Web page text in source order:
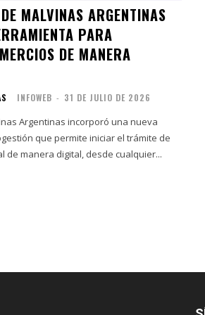
MALVINAS ARGENTINAS
PARA
DE MANERA
INFOWEB - 31 DE JULIO DE 2026
Argentinas incorporó una nueva
que permite iniciar el trámite de
de manera digital, desde cualquier...